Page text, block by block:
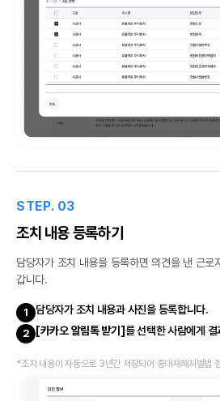
STEP. 03
조치 내용 등록하기
담당자가 조치 내용을 등록하면 의견을 낸 근로
갑니다.
1 담당자가 조치 내용과 사진을 등록합니다.
2 [카카오 알림톡 받기]를 선택한 사람에게
*조치 내용이 자동으로 3년간 저장되어 중대재해처벌법